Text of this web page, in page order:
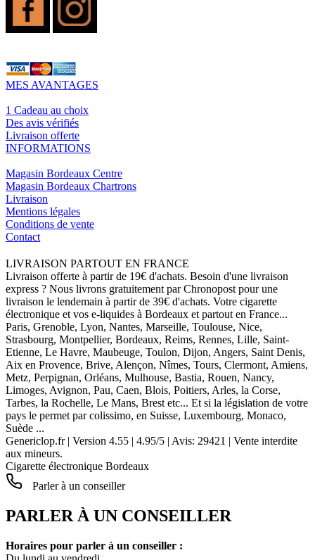
MES AVANTAGES
1 Cadeau au choix
Des avis vérifiés
Livraison offerte
INFORMATIONS
Magasin Bordeaux Centre
Magasin Bordeaux Chartrons
Livraison
Mentions légales
Conditions de vente
Contact
LIVRAISON PARTOUT EN FRANCE
Livraison offerte à partir de 19€ d'achats. Besoin d'une livraison
express ? Nous livrons gratuitement par Chronopost pour une
livraison le lendemain à partir de 39€ d'achats. Votre cigarette
électronique et vos e-liquides à Bordeaux et partout en France...
Paris, Grenoble, Lyon, Nantes, Marseille, Toulouse, Nice,
Strasbourg, Montpellier, Bordeaux, Reims, Rennes, Lille, Saint-
Etienne, Le Havre, Maubeuge, Toulon, Dijon, Angers, Saint Denis,
Aix en Provence, Brive, Alençon, Nîmes, Tours, Clermont, Amiens,
Metz, Perpignan, Orléans, Mulhouse, Bastia, Rouen, Nancy,
Limoges, Avignon, Pau, Caen, Blois, Poitiers, Arles, la Corse,
Tarbes, la Rochelle, Le Mans, Brest etc... Et si la législation de votre
pays le permet par colissimo, en Suisse, Luxembourg, Monaco,
Suède ...
Genericlop.fr| Version 4.55 | 4.95/5 | Avis: 29421 | Vente interdite
aux mineurs.
Cigarette électronique Bordeaux
Parler à un conseiller
PARLER À UN CONSEILLER
Horaires pour parler à un conseiller :